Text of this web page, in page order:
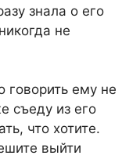
знала о его
не
ему не
съеду из его
что хотите.
выйти